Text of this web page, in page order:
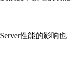
性能的影响也